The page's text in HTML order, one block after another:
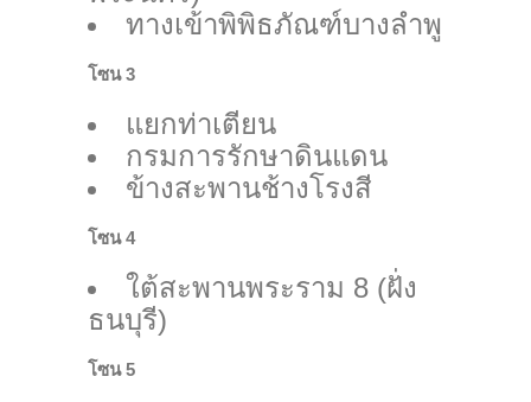
ทางเข้าพิพิธภัณฑ์บางลำพู
โซน 3
แยกท่าเตียน
กรมการรักษาดินแดน
ข้างสะพานช้างโรงสี
โซน 4
ใต้สะพานพระราม 8 (ฝั่ง
ธนบุรี)
โซน 5